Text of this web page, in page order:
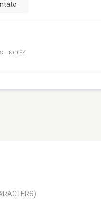
· INGLÊS